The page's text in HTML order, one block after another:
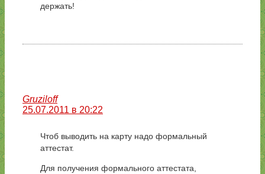
держать!
Gruziloff
25.07.2011 в 20:22
Чтоб выводить на карту надо формальный
аттестат.
Для получения формального аттестата,